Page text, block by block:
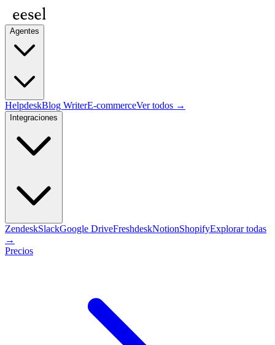
Agentes
HelpdeskBlog WriterE-commerceVer todos →
Integraciones
ZendeskSlackGoogle DriveFreshdeskNotionShopifyExplorar todas
→
Precios